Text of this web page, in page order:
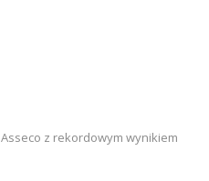
Asseco z rekordowym wynikiem